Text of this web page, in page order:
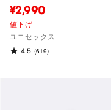
¥2,990
値下げ
ユニセックス
4.5 (619)